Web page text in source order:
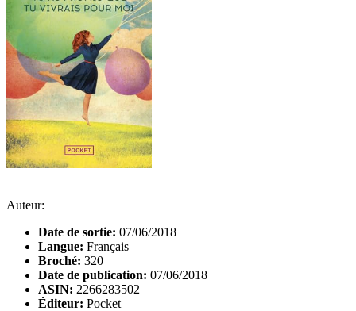
Auteur:
Date de sortie: 07/06/2018
Langue: Français
Broché: 320
Date de publication: 07/06/2018
ASIN: 2266283502
Éditeur: Pocket